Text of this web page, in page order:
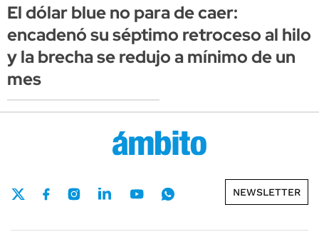
El dólar blue no para de caer:
encadenó su séptimo retroceso al hilo
y la brecha se redujo a mínimo de un
mes
NEWSLETTER